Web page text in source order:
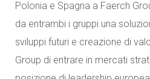
Polonia e Spagna a Faerch
da entrambi i gruppi una
sviluppi futuri e creazione di
Group di entrare in mercati